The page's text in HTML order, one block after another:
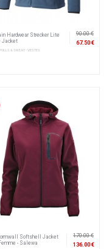
Hardwear Strecker Lite
Jacket
& SWEAT • VESTES
90.00 €
67.50 €
Softshell Jacket
- Salewa
170.00 €
136.00 €